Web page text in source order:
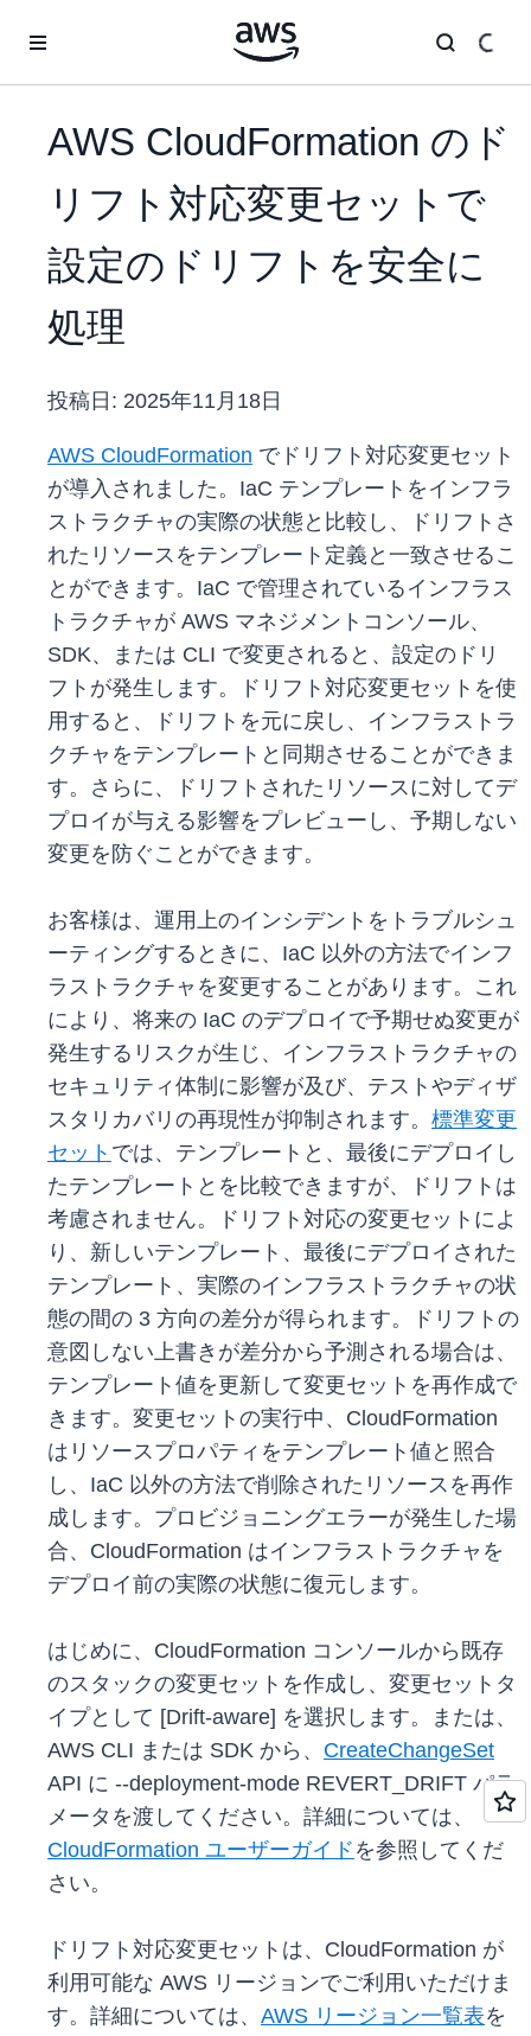
AWS CloudFormation のド
リフト対応変更セットで
設定のドリフトを安全に
処理
投稿日: 2025年11月18日
AWS CloudFormation でドリフト対応変更セット
が導入されました。IaC テンプレートをインフラ
ストラクチャの実際の状態と比較し、ドリフトさ
れたリソースをテンプレート定義と一致させるこ
とができます。IaC で管理されているインフラス
トラクチャが AWS マネジメントコンソール、
SDK、または CLI で変更されると、設定のドリ
フトが発生します。ドリフト対応変更セットを使
用すると、ドリフトを元に戻し、インフラストラ
クチャをテンプレートと同期させることができま
す。さらに、ドリフトされたリソースに対してデ
プロイが与える影響をプレビューし、予期しない
変更を防ぐことができます。
お客様は、運用上のインシデントをトラブルシュ
ーティングするときに、IaC 以外の方法でインフ
ラストラクチャを変更することがあります。これ
により、将来の IaC のデプロイで予期せぬ変更が
発生するリスクが生じ、インフラストラクチャの
セキュリティ体制に影響が及び、テストやディザ
スタリカバリの再現性が抑制されます。 標準変更
セット では、テンプレートと、最後にデプロイし
たテンプレートとを比較できますが、ドリフトは
考慮されません。ドリフト対応の変更セットによ
り、新しいテンプレート、最後にデプロイされた
テンプレート、実際のインフラストラクチャの状
態の間の 3 方向の差分が得られます。ドリフトの
意図しない上書きが差分から予測される場合は、
テンプレート値を更新して変更セットを再作成で
きます。変更セットの実行中、CloudFormation
はリソースプロパティをテンプレート値と照合
し、IaC 以外の方法で削除されたリソースを再作
成します。プロビジョニングエラーが発生した場
合、CloudFormation はインフラストラクチャを
デプロイ前の実際の状態に復元します。
はじめに、CloudFormation コンソールから既存
のスタックの変更セットを作成し、変更セットタ
イプとして [Drift-aware] を選択します。または、
AWS CLI または SDK から、 CreateChangeSet
API に --deployment-mode REVERT_DRIFT パラ
メータを渡してください。詳細については、
CloudFormation ユーザーガイド を参照してくだ
さい。
ドリフト対応変更セットは、CloudFormation が
利用可能な AWS リージョンでご利用いただけま
す。詳細については、 AWS リージョン一覧表を